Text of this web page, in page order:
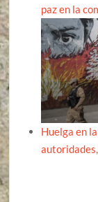
paz en la
Huelga en